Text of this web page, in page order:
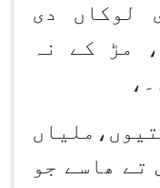
لوکاں دی
مڑ کے نہ
تے ھاسے جو